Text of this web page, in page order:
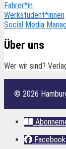
Fahrer*in
Werkstudent*innen
Social Media
Über uns
Wer wir sind?
© 2026
Facebook